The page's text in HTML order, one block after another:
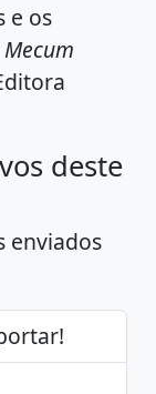
e os
deste
enviados